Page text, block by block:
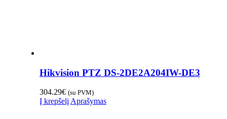
Hikvision PTZ DS-2DE2A204IW-DE3
304.29€ (su PVM)
Į krepšelį Aprašymas